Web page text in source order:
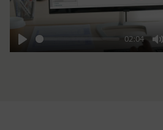
Play
02:04